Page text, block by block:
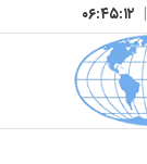
| ۰۶:۴۵:۱۴